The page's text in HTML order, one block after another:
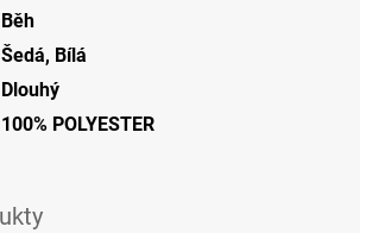
Běh
Šedá, Bílá
Dlouhý
100% POLYESTER